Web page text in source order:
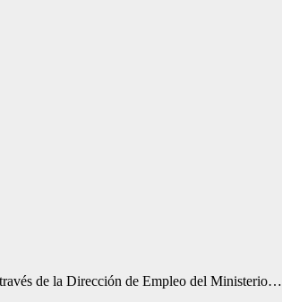
de la Dirección de Empleo del Ministerio…